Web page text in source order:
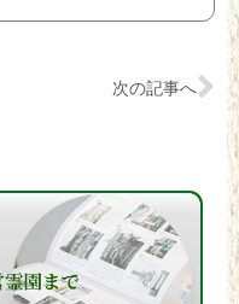
次の記事へ